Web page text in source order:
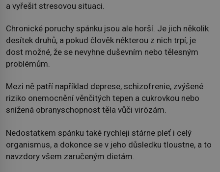
a vyřešit stresovou situaci.
Chronické poruchy spánku jsou ale horší. Je jich několik
desítek druhů, a pokud člověk některou z nich trpí, je
dost možné, že se nevyhne duševním nebo tělesným
problémům.
Mezi ně patří například deprese, schizofrenie, zvýšené
riziko onemocnění věnčitých tepen a cukrovkou nebo
snížená obranyschopnost těla vůči virózám.
Nedostatkem spánku také rychleji stárne pleť i celý
organismus, a dokonce se v jeho důsledku tloustne, a to
navzdory všem zaručeným dietám.